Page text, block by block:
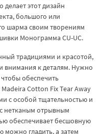
делает этот дизайн
большого или
шарма своим творениям
Монограмма CU-UC.
традициями и красотой,
внимания к деталям. Нужно
обеспечить
Cotton Fix Tear Away
с особой тщательностью и
нетканым отрывным
обеспечивает бесшовную
можно гладить, а затем